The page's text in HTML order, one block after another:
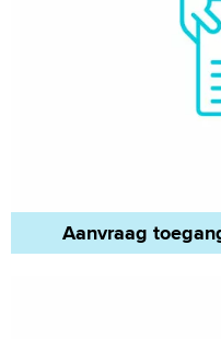
Aanvraag